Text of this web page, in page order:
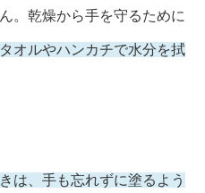
。乾燥から手を守るために
タオルやハンカチで水分を拭
は、手も忘れずに塗るよう